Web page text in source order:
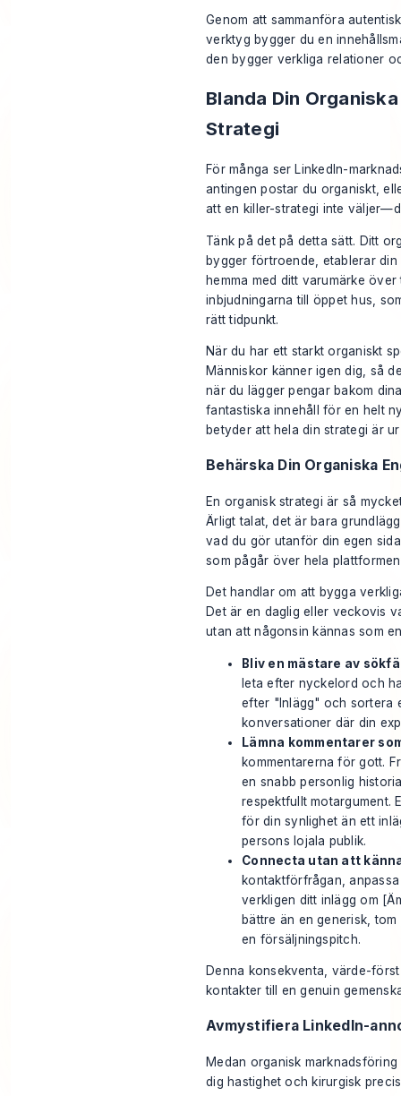
Genom att sammanföra
verktyg bygger du en
den bygger verkliga relationer
Blanda Din
Strategi
För många ser LinkedIn-
antingen postar du organiskt,
att en killer-strategi inte
Tänk på det på detta sätt. Ditt
bygger förtroende, etablerar
hemma med ditt varumärke
inbjudningarna till öppet hus,
rätt tidpunkt.
När du har ett starkt organiskt
Människor känner igen dig, så
när du lägger pengar bakom
fantastiska innehåll för en helt
betyder att hela din strategi är
Behärska Din Organiska
En organisk strategi är så
Ärligt talat, det är bara
vad du gör utanför din egen
som pågår över hela
Det handlar om att bygga
Det är en daglig eller veckovis
utan att någonsin kännas som
Bliv en mästare av
leta efter nyckelord och
efter "Inlägg" och sortera
konversationer där din
Lämna kommentarer
kommentarerna för gott.
en snabb personlig
respektfullt motargument.
för din synlighet än ett
persons lojala publik.
Connecta utan att
kontaktförfrågan,
verkligen ditt inlägg om
bättre än en generisk,
en försäljningspitch.
Denna konsekventa, värde-
kontakter till en genuin
Avmystifiera LinkedIn-
Medan organisk
dig hastighet och kirurgisk